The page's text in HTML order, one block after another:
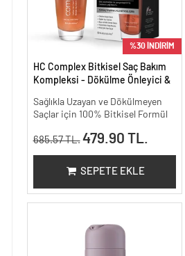
%30 İNDİRİM
HC Complex Bitkisel Saç Bakım
Kompleksi - Dökülme Önleyici &
100 ml
Sağlıkla Uzayan ve Dökülmeyen
Saçlar için 100% Bitkisel Formül
685.57 TL. 479.90 TL.
SEPETE EKLE